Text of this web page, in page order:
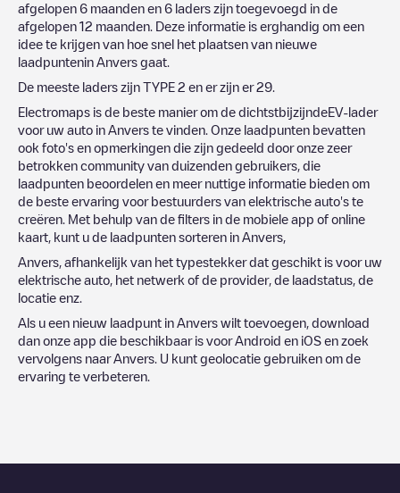
afgelopen 6 maanden en 6 laders zijn toegevoegd in de
afgelopen 12 maanden. Deze informatie is erghandig om een
idee te krijgen van hoe snel het plaatsen van nieuwe
laadpuntenin Anvers gaat.
De meeste laders zijn TYPE 2 en er zijn er29
Electromaps is de beste manier om de dichtstbijzijndeEV-lader
voor uw auto in Anvers te vinden. Onze laadpunten bevatten
ook foto's en opmerkingen die zijn gedeeld door onze zeer
betrokken community van duizenden gebruikers, die
laadpunten beoordelen en meer nuttige informatie bieden om
de beste ervaring voor bestuurders van elektrische auto's te
creëren. Met behulp van de filters in de mobiele app of online
kaart, kunt u de laadpunten sorteren in Anvers
Anvers , afhankelijk van het typestekker dat geschikt is voor uw
elektrische auto, het netwerk of de provider, de laadstatus, de
locatie enz.
Als u een nieuw laadpunt in Anvers wilt toevoegen, download
dan onze app die beschikbaar is voor Android en iOS en zoek
vervolgens naar Anvers . U kunt geolocatie gebruiken om de
ervaring te verbeteren.